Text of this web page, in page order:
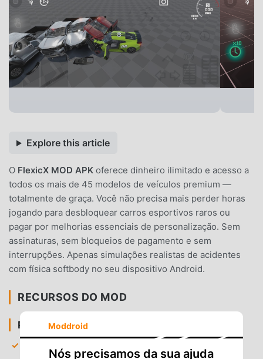
Explore this article
O FlexicX MOD APK oferece dinheiro ilimitado e acesso a
todos os mais de 45 modelos de veículos premium —
totalmente de graça. Você não precisa mais perder horas
jogando para desbloquear carros esportivos raros ou
pagar por melhorias essenciais de personalização. Sem
assinaturas, sem bloqueios de pagamento e sem
interrupções. Apenas simulações realistas de acidentes
com física softbody no seu dispositivo Android.
RECURSOS DO MOD
PREMIUM E ACESSO
Moddroid
Nós precisamos da sua ajuda